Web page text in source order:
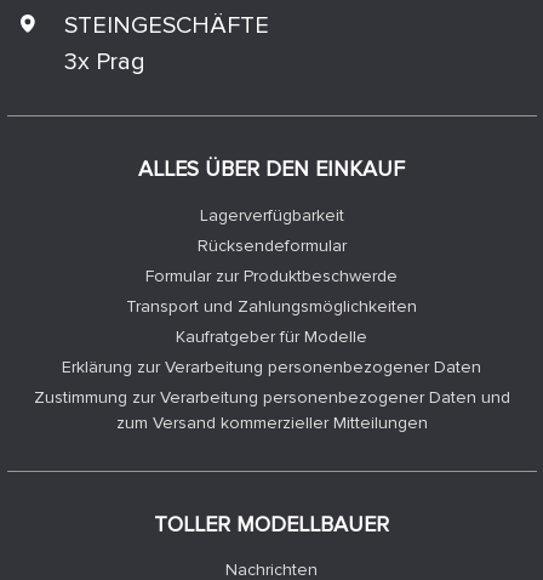
ALLES ÜBER DEN EINKAUF
Lagerverfügbarkeit
Rücksendeformular
Formular zur Produktbeschwerde
Transport und Zahlungsmöglichkeiten
Kaufratgeber für Modelle
Erklärung zur Verarbeitung personenbezogener Daten
Zustimmung zur Verarbeitung personenbezogener Daten und
zum Versand kommerzieller Mitteilungen
TOLLER MODELLBAUER
Nachrichten
STEINGESCHÄFTE
3x Prag